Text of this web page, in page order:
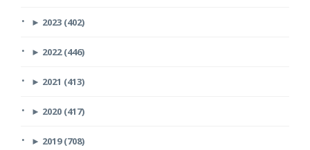
► 2023 (402)
► 2022 (446)
► 2021 (413)
► 2020 (417)
► 2019 (708)